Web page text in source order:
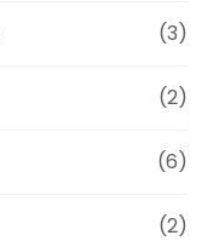
(3)
(2)
(6)
(2)